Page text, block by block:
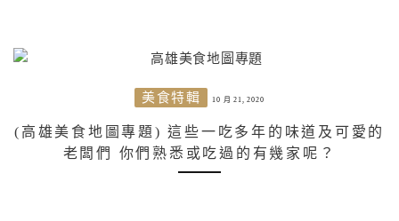
美食特輯 10 月 21, 2020
(高雄美食地圖專題) 這些一吃多年的味道及可愛的
老闆們 你們熟悉或吃過的有幾家呢？